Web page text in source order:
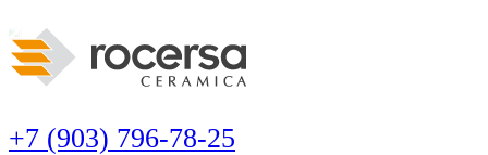
+7 (903) 796-78-25